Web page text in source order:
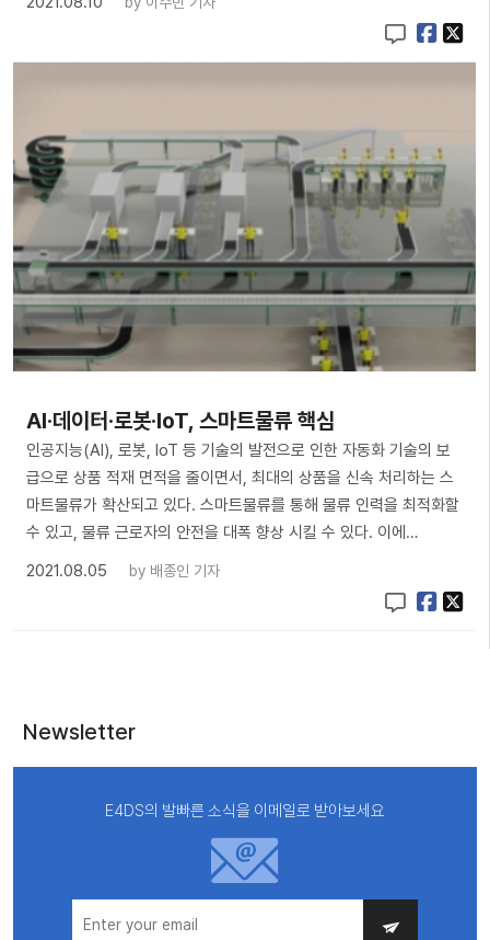
AI·데이터·로봇·IoT, 스마트물류 핵심
인공지능(AI), 로봇, IoT 등 기술의 발전으로 인한 자동화 기술의 보
급으로 상품 적재 면적을 줄이면서, 최대의 상품을 신속 처리하는 스
마트물류가 확산되고 있다. 스마트물류를 통해 물류 인력을 최적화할
수 있고, 물류 근로자의 안전을 대폭 향상 시킬 수 있다. 이에…
2021.08.05
by 배종인 기자
Newsletter
E4DS의 발빠른 소식을 이메일로 받아보세요